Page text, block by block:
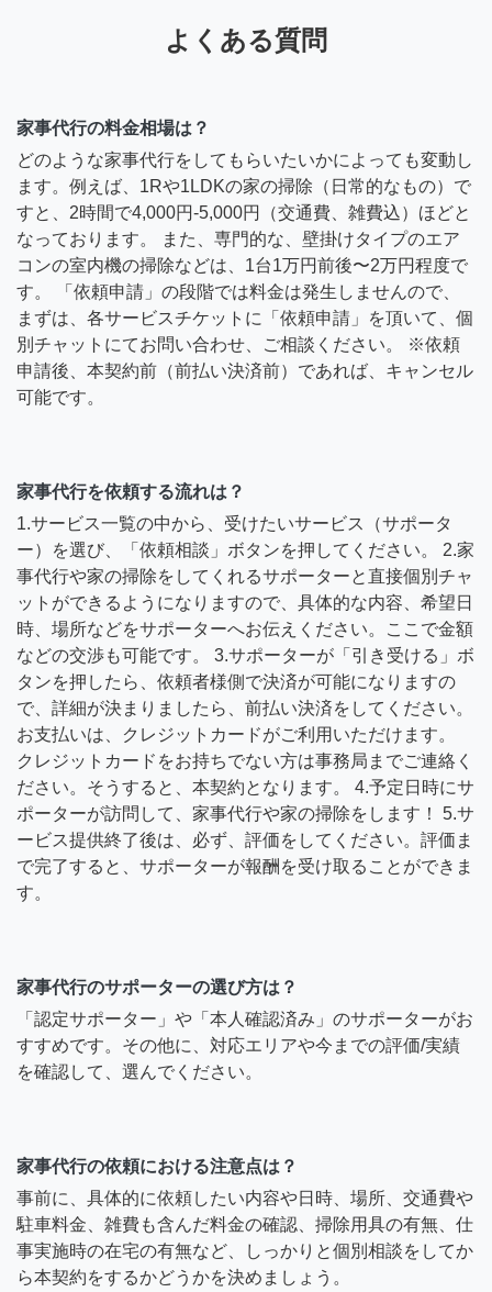
よくある質問
家事代行の料金相場は？
どのような家事代行をしてもらいたいかによっても変動し
ます。例えば、1Rや1LDKの家の掃除（日常的なもの）で
すと、2時間で4,000円-5,000円（交通費、雑費込）ほどと
なっております。 また、専門的な、壁掛けタイプのエア
コンの室内機の掃除などは、1台1万円前後〜2万円程度で
す。 「依頼申請」の段階では料金は発生しませんので、
まずは、各サービスチケットに「依頼申請」を頂いて、個
別チャットにてお問い合わせ、ご相談ください。 ※依頼
申請後、本契約前（前払い決済前）であれば、キャンセル
可能です。
家事代行を依頼する流れは？
1.サービス一覧の中から、受けたいサービス（サポータ
ー）を選び、「依頼相談」ボタンを押してください。 2.家
事代行や家の掃除をしてくれるサポーターと直接個別チャ
ットができるようになりますので、具体的な内容、希望日
時、場所などをサポーターへお伝えください。ここで金額
などの交渉も可能です。 3.サポーターが「引き受ける」ボ
タンを押したら、依頼者様側で決済が可能になりますの
で、詳細が決まりましたら、前払い決済をしてください。
お支払いは、クレジットカードがご利用いただけます。
クレジットカードをお持ちでない方は事務局までご連絡く
ださい。そうすると、本契約となります。 4.予定日時にサ
ポーターが訪問して、家事代行や家の掃除をします！ 5.サ
ービス提供終了後は、必ず、評価をしてください。評価ま
で完了すると、サポーターが報酬を受け取ることができま
す。
家事代行のサポーターの選び方は？
「認定サポーター」や「本人確認済み」のサポーターがお
すすめです。その他に、対応エリアや今までの評価/実績
を確認して、選んでください。
家事代行の依頼における注意点は？
事前に、具体的に依頼したい内容や日時、場所、交通費や
駐車料金、雑費も含んだ料金の確認、掃除用具の有無、仕
事実施時の在宅の有無など、しっかりと個別相談をしてか
ら本契約をするかどうかを決めましょう。